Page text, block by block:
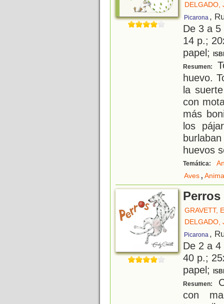
DELGADO,
Picarona ,
De 3 a
14 p.;
papel;
Resumen:
huevo.
la
con
más
los
huevos
Temática:
Aves,
Perros
GRAVETT,
DELGADO,
Picarona ,
De 2 a
40 p.;
papel;
Resumen:
con